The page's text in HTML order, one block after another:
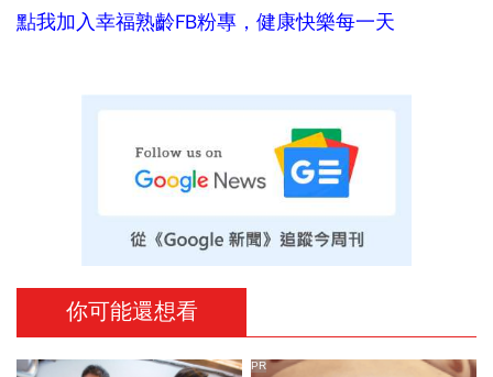
點我加入幸福熟齡FB粉專，健康快樂每一天
你可能還想看
PR